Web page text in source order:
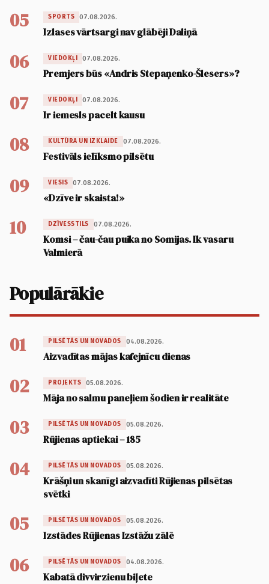
05 SPORTS 07.08.2026.
Izlases vārtsargi nav glābēji Daliņā
06 VIEDOKĻI 07.08.2026.
Premjers būs «Andris Stepaņenko-Šlesers»?
07 VIEDOKĻI 07.08.2026.
Ir iemesls pacelt kausu
08 KULTŪRA UN IZKLAIDE 07.08.2026.
Festivāls ielīksmo pilsētu
09 VIESIS 07.08.2026.
«Dzīve ir skaista!»
10 DZĪVESSTILS 07.08.2026.
Komsi – čau-čau puika no Somijas. Ik vasaru
Valmierā
Populārākie
01 PILSĒTĀS UN NOVADOS 04.08.2026.
Aizvadītas mājas kafejnīcu dienas
02 PROJEKTS 05.08.2026.
Māja no salmu paneļiem šodien ir realitāte
03 PILSĒTĀS UN NOVADOS 05.08.2026.
Rūjienas aptiekai – 185
04 PILSĒTĀS UN NOVADOS 05.08.2026.
Krāšņi un skanīgi aizvadīti Rūjienas pilsētas
svētki
05 PILSĒTĀS UN NOVADOS 05.08.2026.
Izstādes Rūjienas Izstāžu zālē
06 PILSĒTĀS UN NOVADOS 04.08.2026.
Kabatā divvirzienu biļete